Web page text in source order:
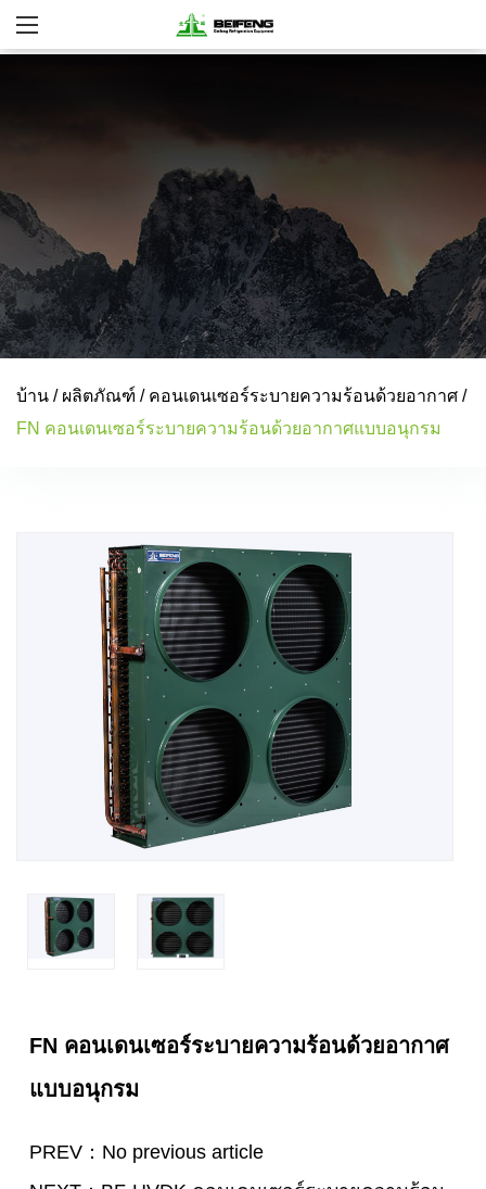
บ้าน / ผลิตภัณฑ์ / คอนเดนเซอร์ระบายความร้อนด้วยอากาศ /
FN คอนเดนเซอร์ระบายความร้อนด้วยอากาศแบบอนุกรม
FN คอนเดนเซอร์ระบายความร้อนด้วยอากาศ
แบบอนุกรม
PREV：No previous article